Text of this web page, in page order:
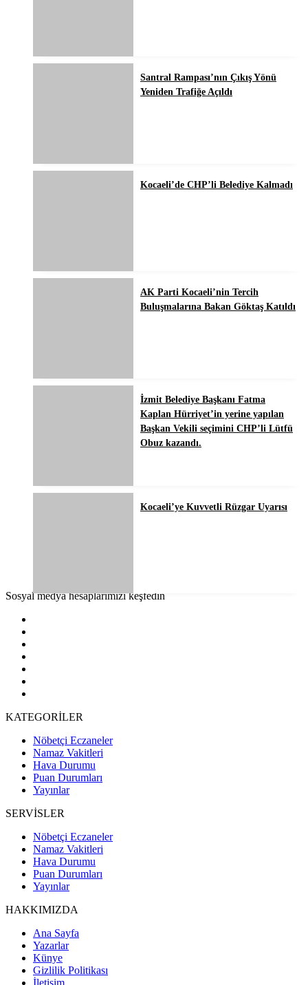
Santral Rampası’nın Çıkış Yönü
Yeniden Trafiğe Açıldı
Kocaeli’de CHP’li Belediye Kalmadı
AK Parti Kocaeli’nin Tercih
Buluşmalarına Bakan Göktaş Katıldı
İzmit Belediye Başkanı Fatma
Kaplan Hürriyet’in yerine yapılan
Başkan Vekili seçimini CHP’li Lütfü
Obuz kazandı.
Kocaeli’ye Kuvvetli Rüzgar Uyarısı
Sosyal medya hesaplarımızı keşfedin
KATEGORİLER
Nöbetçi Eczaneler
Namaz Vakitleri
Hava Durumu
Puan Durumları
Yayınlar
SERVİSLER
Nöbetçi Eczaneler
Namaz Vakitleri
Hava Durumu
Puan Durumları
Yayınlar
HAKKIMIZDA
Ana Sayfa
Yazarlar
Künye
Gizlilik Politikası
İletişim